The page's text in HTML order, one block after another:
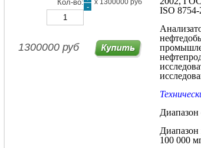
Кол-во: х 1300000 руб
-
1300000 руб
ISO 8754-
Диапазон
Диапазон
100 000